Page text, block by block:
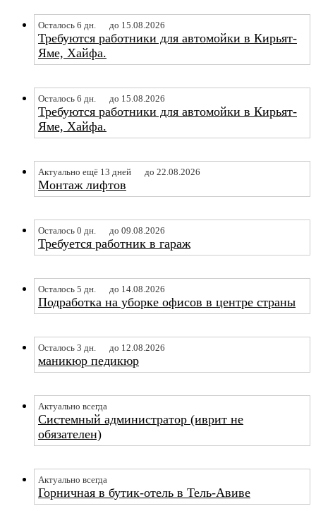
Осталось 6 дн. до 15.08.2026
Требуются работники для автомойки в Кирьят-
Яме, Хайфа.
Осталось 6 дн. до 15.08.2026
Требуются работники для автомойки в Кирьят-
Яме, Хайфа.
Актуально ещё 13 дней до 22.08.2026
Монтаж лифтов
Осталось 0 дн. до 09.08.2026
Требуется работник в гараж
Осталось 5 дн. до 14.08.2026
Подработка на уборке офисов в центре страны
Осталось 3 дн. до 12.08.2026
маникюр педикюр
Актуально всегда
Системный администратор (иврит не
обязателен)
Актуально всегда
Горничная в бутик-отель в Тель-Авиве